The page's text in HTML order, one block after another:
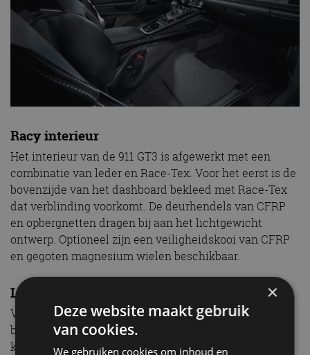
Racy interieur
Het interieur van de 911 GT3 is afgewerkt met een
combinatie van leder en Race-Tex. Voor het eerst is de
bovenzijde van het dashboard bekleed met Race-Tex
dat verblinding voorkomt. De deurhendels van CFRP
en opbergnetten dragen bij aan het lichtgewicht
ontwerp. Optioneel zijn een veiligheidskooi van CFRP
en gegoten magnesium wielen beschikbaar.
Leichtbau-pakket
Voor de 911 GT3 Touring is het Leichtbau-pakket
beschikbaar. Het dak, de stabilisatorstang, de
koppelstangen en het schuifpaneel van de achteras
×
Deze website maakt gebruik
van cookies.
We gebruiken cookies om inhoud en